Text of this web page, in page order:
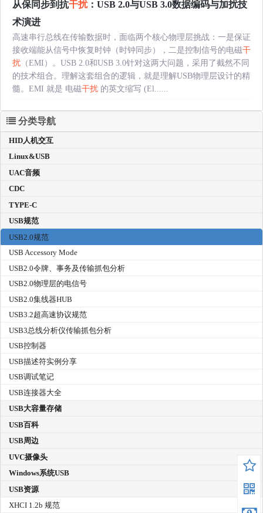
从保同步到抗干扰：USB 2.0与USB 3.0数据编码与加扰技
术演进
高速串行总线在传输数据时，面临两个核心物理层挑战：一是保证
接收端能从信号中恢复时钟（时钟同步），二是控制信号的电磁干
扰 （EMI）。USB 2.0和USB 3.0针对这两大问题，采用了截然不同
的技术组合。理解这套组合的逻辑，就是理解USB物理层设计的精
髓。EMI 就是 电磁干扰 的英文缩写 (El......
分类导航
HID人机交互
Linux&USB
UAC音频
CDC
TYPE-C
USB规范
USB2.0规范
USB Accessory Mode
USB2.0令牌、事务及传输抓包分析
USB2.0物理层的电信号
USB2.0集线器HUB
USB3.2超高速协议规范
USB3总线分析仪传输抓包分析
USB控制器
USB描述符实例分享
USB调试笔记
USB连接器大全
USB大容量存储
USB百科
USB周边
UVC摄像头
Windows系统USB
USB资源
XHCI 1.2b 规范